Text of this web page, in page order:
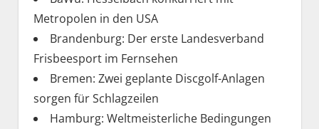
Metropolen in den USA
Brandenburg: Der erste Landesverband
Frisbeesport im Fernsehen
Bremen: Zwei geplante Discgolf-Anlagen
sorgen für Schlagzeilen
Hamburg: Weltmeisterliche Bedingungen